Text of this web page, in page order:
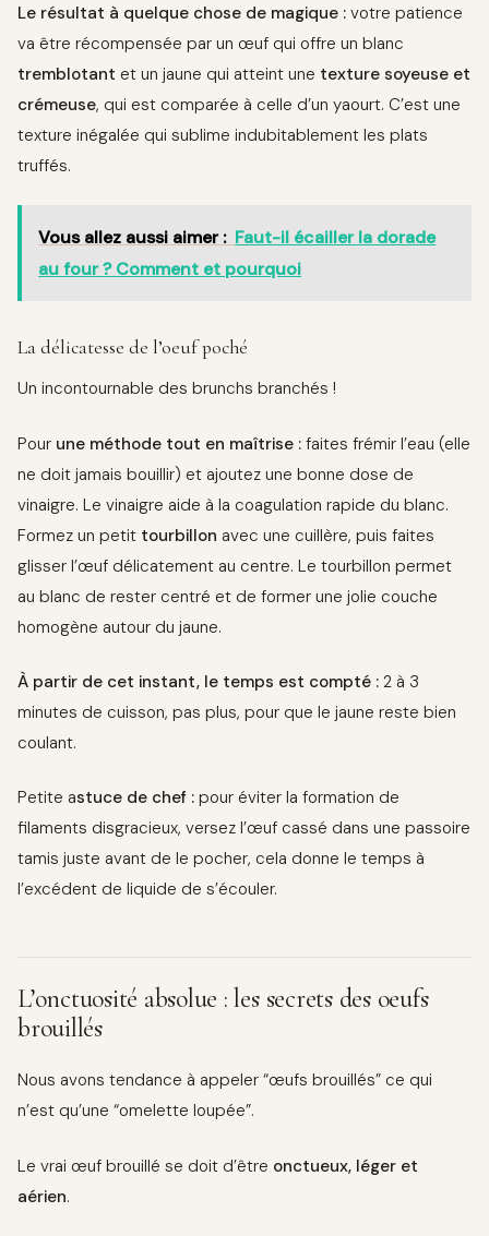
Le résultat à quelque chose de magique : votre patience
va être récompensée par un œuf qui offre un blanc
tremblotant et un jaune qui atteint une texture soyeuse et
crémeuse, qui est comparée à celle d’un yaourt. C’est une
texture inégalée qui sublime indubitablement les plats
truffés.
Vous allez aussi aimer : Faut-il écailler la dorade
au four ? Comment et pourquoi
La délicatesse de l’oeuf poché
Un incontournable des brunchs branchés !
Pour une méthode tout en maîtrise : faites frémir l’eau (elle
ne doit jamais bouillir) et ajoutez une bonne dose de
vinaigre. Le vinaigre aide à la coagulation rapide du blanc.
Formez un petit tourbillon avec une cuillère, puis faites
glisser l’œuf délicatement au centre. Le tourbillon permet
au blanc de rester centré et de former une jolie couche
homogène autour du jaune.
À partir de cet instant, le temps est compté : 2 à 3
minutes de cuisson, pas plus, pour que le jaune reste bien
coulant.
Petite astuce de chef : pour éviter la formation de
filaments disgracieux, versez l’œuf cassé dans une passoire
tamis juste avant de le pocher, cela donne le temps à
l’excédent de liquide de s’écouler.
L’onctuosité absolue : les secrets des oeufs
brouillés
Nous avons tendance à appeler “œufs brouillés” ce qui
n’est qu’une “omelette loupée”.
Le vrai œuf brouillé se doit d’être onctueux, léger et
aérien.